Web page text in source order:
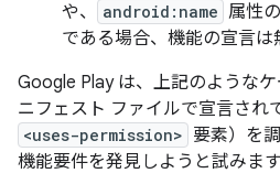
や、
android:name 属性
である場合、機能の宣言は
Google Play は、上記のような
ニフェスト ファイルで宣言され
<uses-permission> 要素）を
機能要件を発見しようと試みます